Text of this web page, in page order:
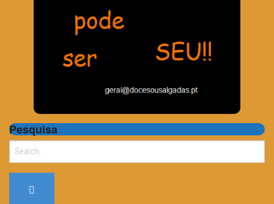
Pesquisa
Search